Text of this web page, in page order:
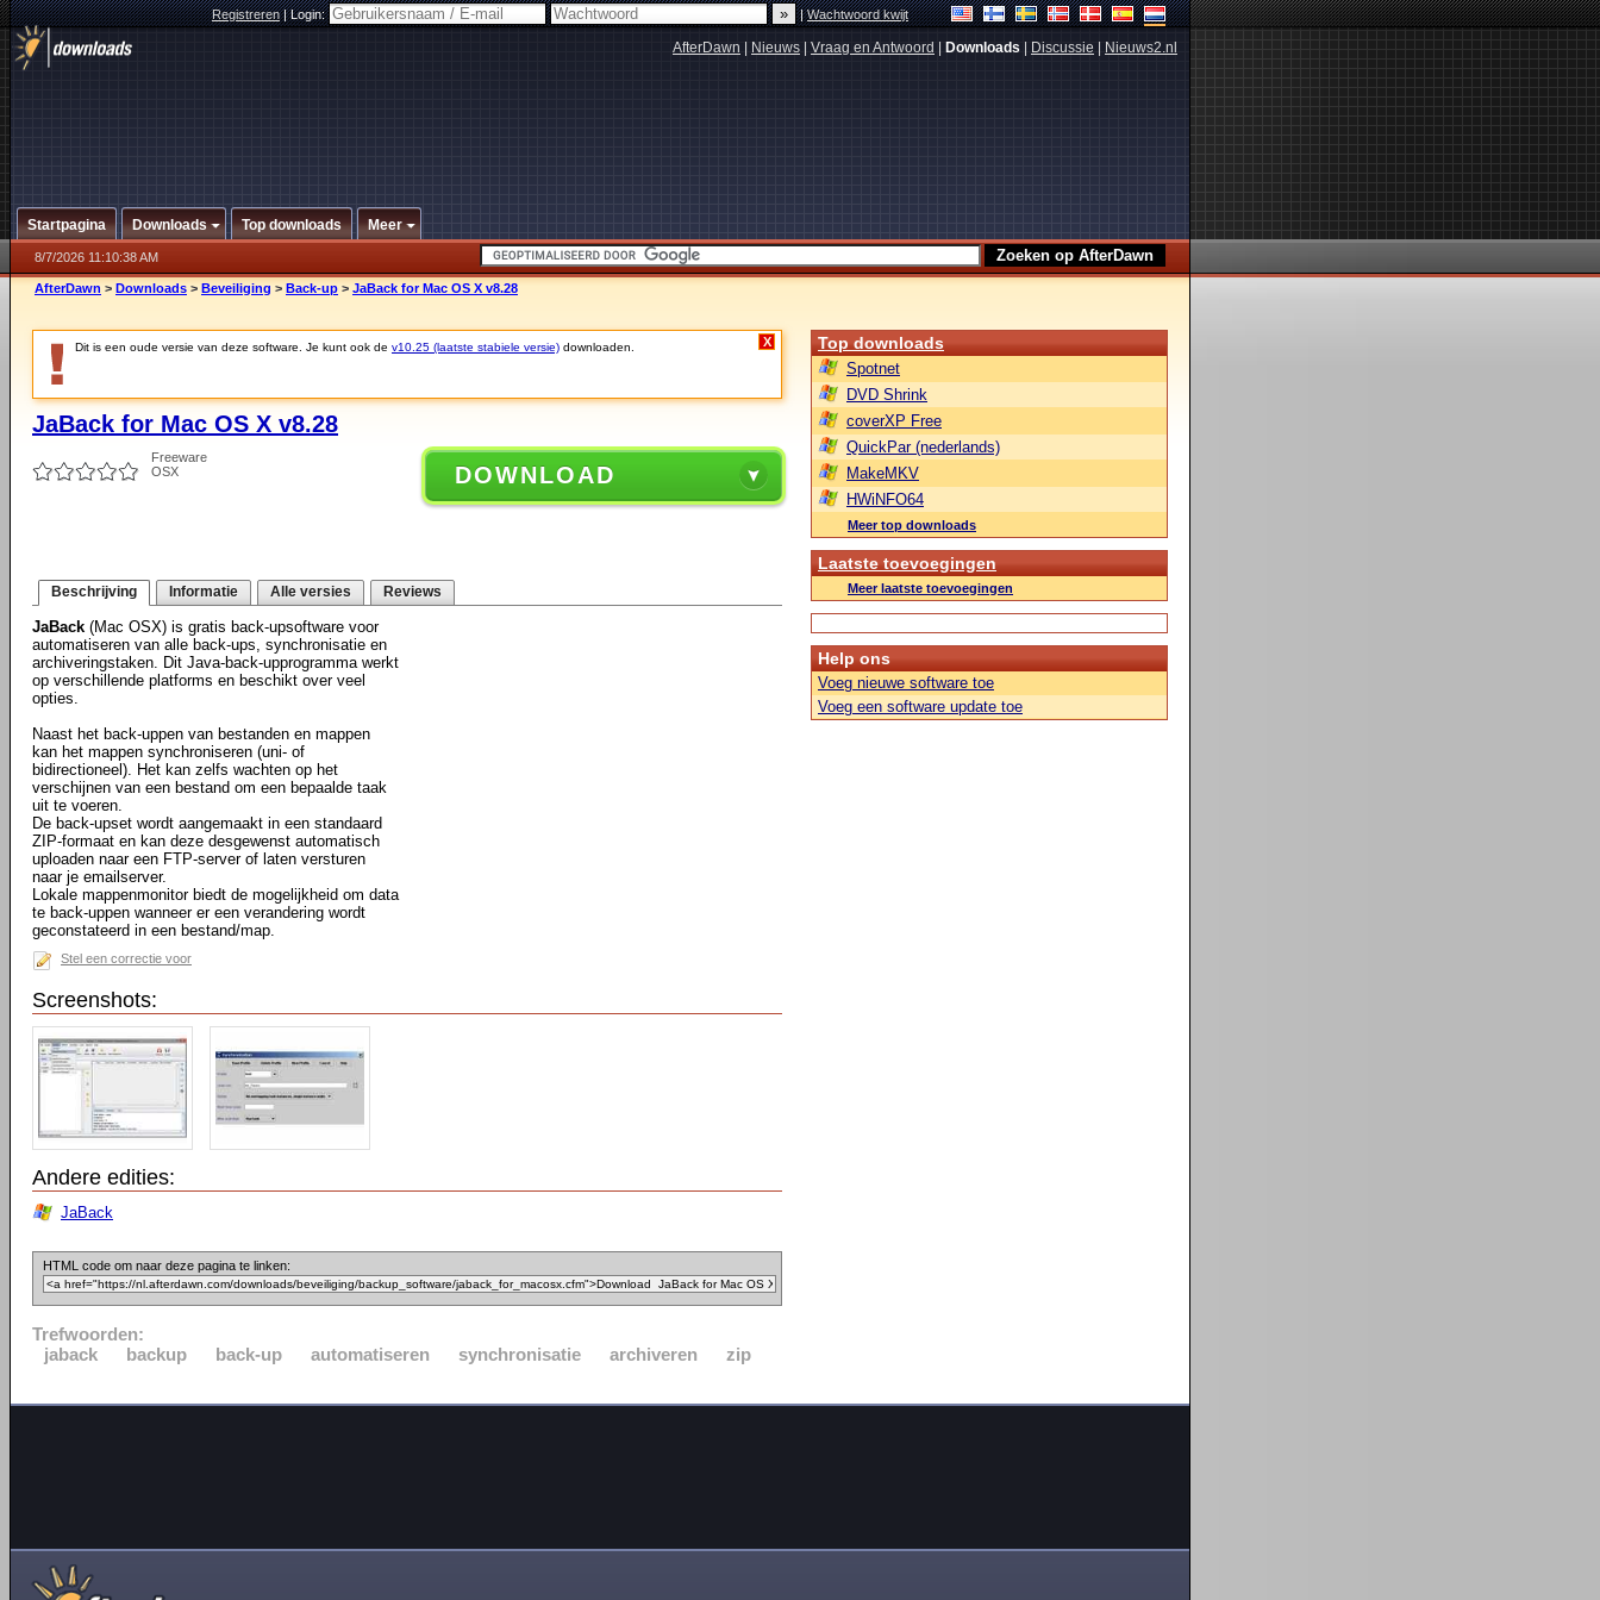
Registreren|Login: |Wachtwoord kwijt
AfterDawn Nieuws Vraag en Antwoord Downloads Discussie Nieuws2.nl
Startpagina Downloads Top downloads Meer
8/7/2026 11:10:38 AM
AfterDawn > Downloads > Beveiliging > Back-up > JaBack for Mac OS X v8.28
Dit is een oude versie van deze software. Je kunt ook de v10.25 (laatste stabiele versie) downloaden. X
JaBack for Mac OS X v8.28
Freeware
OSX
DOWNLOAD
Beschrijving Informatie Alle versies Reviews
JaBack (Mac OSX) is gratis back-upsoftware voor
automatiseren van alle back-ups, synchronisatie en
archiveringstaken. Dit Java-back-upprogramma werkt
op verschillende platforms en beschikt over veel
opties.
Naast het back-uppen van bestanden en mappen
kan het mappen synchroniseren (uni- of
bidirectioneel). Het kan zelfs wachten op het
verschijnen van een bestand om een bepaalde taak
uit te voeren.
De back-upset wordt aangemaakt in een standaard
ZIP-formaat en kan deze desgewenst automatisch
uploaden naar een FTP-server of laten versturen
naar je emailserver.
Lokale mappenmonitor biedt de mogelijkheid om data
te back-uppen wanneer er een verandering wordt
geconstateerd in een bestand/map.
Stel een correctie voor
Screenshots:
Andere edities:
JaBack
HTML code om naar deze pagina te linken:
Trefwoorden:
jaback
backup back-up automatiseren synchronisatie archiveren zip
Top downloads
Spotnet
DVD Shrink
coverXP Free
QuickPar (nederlands)
MakeMKV
HWiNFO64
Meer top downloads
Laatste toevoegingen
Meer laatste toevoegingen
Help ons
Voeg nieuwe software toe
Voeg een software update toe